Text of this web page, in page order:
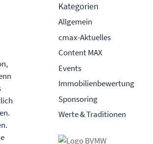
Kategorien
Allgemein
cmax-Aktuelles
Content MAX
Events
Immobilienbewertung
Sponsoring
Werte & Traditionen